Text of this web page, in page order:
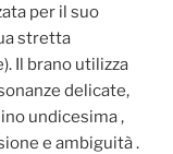
per il suo
stretta
Il brano utilizza
delicate,
undicesima ,
e ambiguità .